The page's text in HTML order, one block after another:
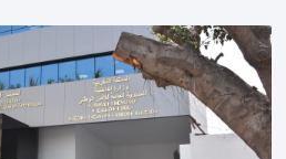
العمل الداخلي. ​وشهد اللقاء تجديد الثقة
للاتحاد، حيث أكد المجتمعون دعمهم الكامل
المسؤول الوحيد المباشر والمنتخب من قِبل 211